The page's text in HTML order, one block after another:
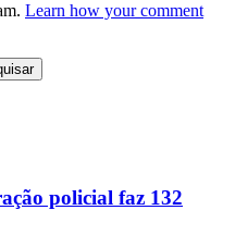
Learn how your comment
policial faz 132